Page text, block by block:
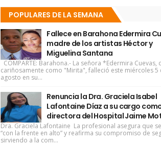
POPULARES DE LA SEMANA
Fallece en Barahona Edermira
madre de los artistas Héctor y
Miguelina Santana
COMPARTE: Barahona.- La señora *Edermira Cuevas,
cariñosamente como "Mirita", falleció este miércoles 5
agosto en su...
Renuncia la Dra. Graciela Isabel
Lafontaine Díaz a su cargo
directora del Hospital Jaime
Dra. Graciela Lafontaine La profesional asegura que
“con la frente en alto” y reafirma su compromiso de
sirviendo a la com...